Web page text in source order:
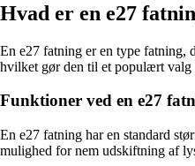
Hvad er en e27
En e27 fatning er en type fatning,
hvilket gør den til et populært valg
Funktioner ved en e27
En e27 fatning har en standard
mulighed for nem udskiftning af